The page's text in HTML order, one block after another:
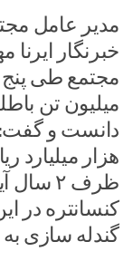
مدیر عامل
خبرنگار
هزار میلیارد
ظرف ۲
گندله سازی به ۱۵ میلیون تن می‌رسد.